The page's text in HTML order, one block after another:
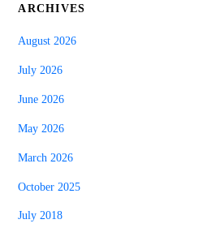
ARCHIVES
August 2026
July 2026
June 2026
May 2026
March 2026
October 2025
July 2018